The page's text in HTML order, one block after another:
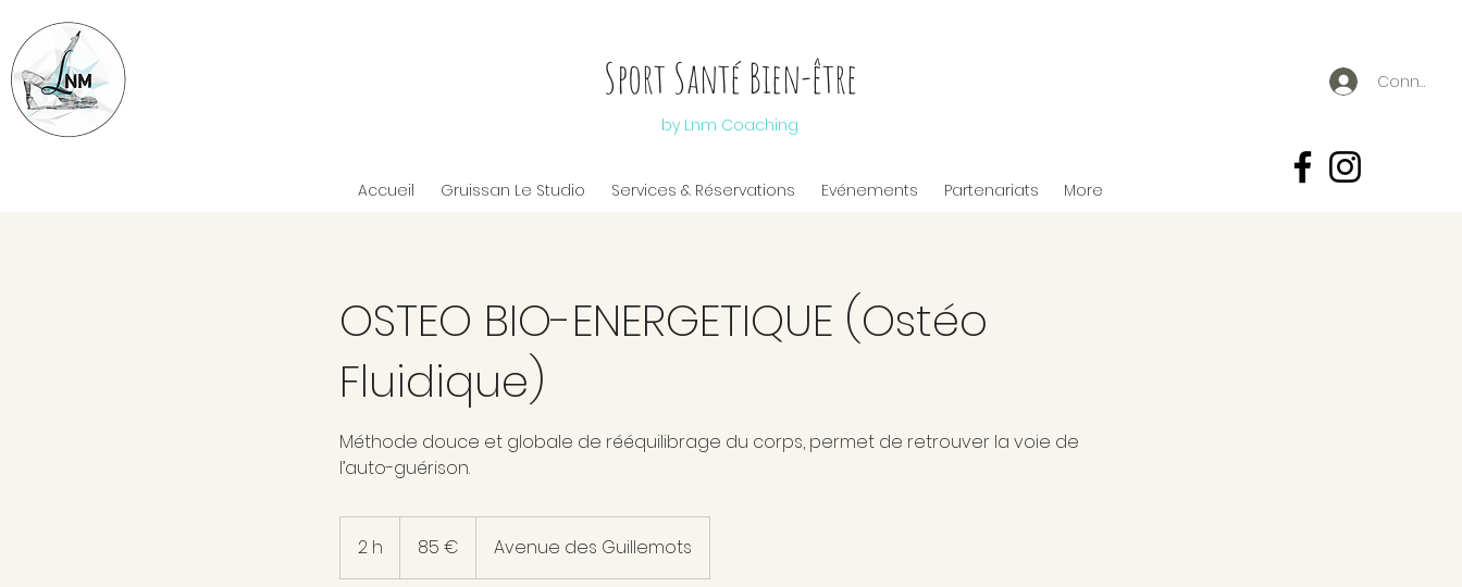
Connexion
Sport Santé Bien-être
by Lnm Coaching
Accueil Gruissan Le Studio Services & Réservations Evénements Partenariats More
OSTEO BIO-ENERGETIQUE (Ostéo
Fluidique)
Méthode douce et globale de rééquilibrage du corps, permet de retrouver la voie de
l’auto-guérison.
2 h
h
85 € Avenue des Guillemots